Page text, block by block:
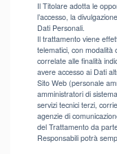
Il Titolare adotta le
l’accesso, la
Dati Personali.
Il trattamento viene
telematici, con modalità
correlate alle finalità
avere accesso ai Dati
Sito Web (personale
amministratori di
servizi tecnici terzi,
agenzie di
del Trattamento da
Responsabili potrà